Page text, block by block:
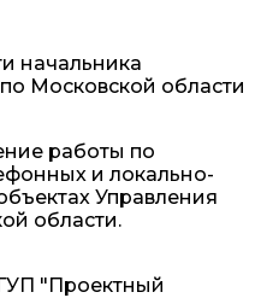
начальника
Московской области
работы по
и локально-
Управления
области.
"Проектный